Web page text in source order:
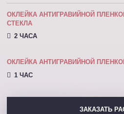
ОКЛЕЙКА АНТИГРАВИЙНОЙ
СТЕКЛА
2 ЧАСА
ОКЛЕЙКА АНТИГРАВИЙНОЙ
1 ЧАС
ЗАКАЗАТЬ